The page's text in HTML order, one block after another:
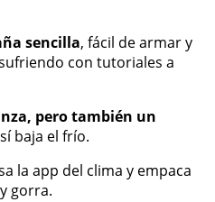
sencilla, fácil de armar y
con tutoriales a
pero también un
baja el frío.
la app del clima y empaca
gorra.